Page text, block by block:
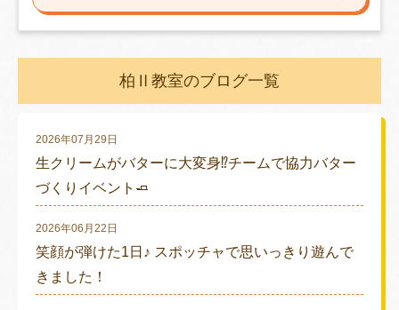
柏Ⅱ教室のブログ一覧
2026年07月29日
生クリームがバターに大変身⁉チームで協力バター
づくりイベント🧈
2026年06月22日
笑顔が弾けた1日♪ スポッチャで思いっきり遊んで
きました！